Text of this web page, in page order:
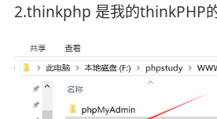
2.thinkphp 是我的thinkPHP的